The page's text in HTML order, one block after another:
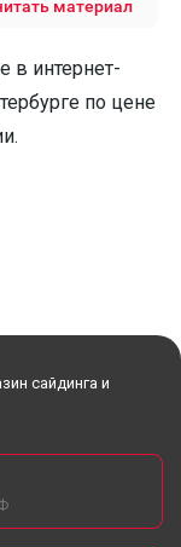
материал
в интернет-
по цене
сайдинга и